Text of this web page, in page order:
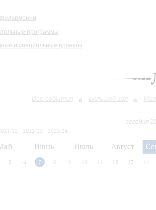
программы
и специальные проекты
Все события Большой зал
сегодня
22 2022/23
2023/24
Июнь Июль Август
5 6 7 8 9 10 12 13 14